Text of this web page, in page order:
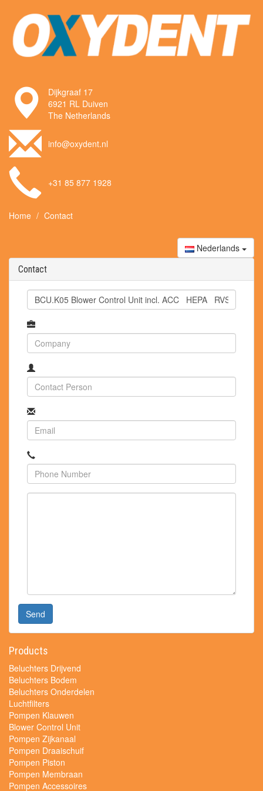
Dijkgraaf 17
6921 RL Duiven
The Netherlands
info@oxydent.nl
+31 85 877 1928
Home Contact
Nederlands
Contact
Send
Products
Beluchters Drijvend
Beluchters Bodem
Beluchters Onderdelen
Luchtfilters
Pompen Klauwen
Blower Control Unit
Pompen Zijkanaal
Pompen Draaischuif
Pompen Piston
Pompen Membraan
Pompen Accessoires